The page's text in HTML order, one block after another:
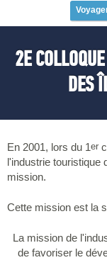
2E
DES
En 2001, lors du 1er
l'industrie touristique
mission.
Cette mission est la
La mission de
de favoriser le